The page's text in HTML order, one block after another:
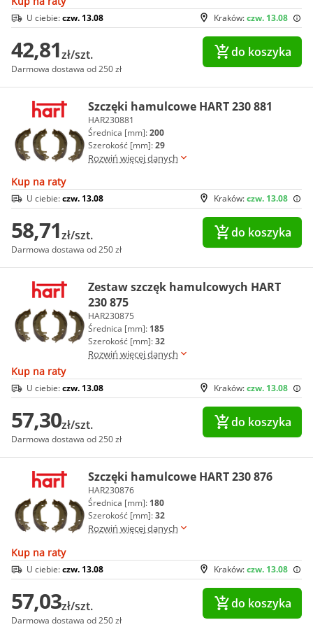
Kraków:czw. 13.08
U ciebie:czw. 13.08
42,81zł/szt.
Darmowa dostawa od 250 zł
do koszyka
Szczęki hamulcowe HART 230 881
HAR230881
Średnica [mm]:200
Szerokość [mm]:29
Rozwiń więcej danych
Kup na raty
Kraków:czw. 13.08
U ciebie:czw. 13.08
58,71zł/szt.
Darmowa dostawa od 250 zł
do koszyka
Zestaw szczęk hamulcowych HART
230 875
HAR230875
Średnica [mm]: 185
Szerokość [mm]:32
Rozwiń więcej danych
Kup na raty
Kraków:czw. 13.08
U ciebie:czw. 13.08
57,30zł/szt.
Darmowa dostawa od 250 zł
do koszyka
Szczęki hamulcowe HART 230 876
HAR230876
Średnica [mm]: 180
Szerokość [mm]:32
Rozwiń więcej danych
Kup na raty
Kraków:czw. 13.08
U ciebie:czw. 13.08
57,03zł/szt.
Darmowa dostawa od 250 zł
do koszyka